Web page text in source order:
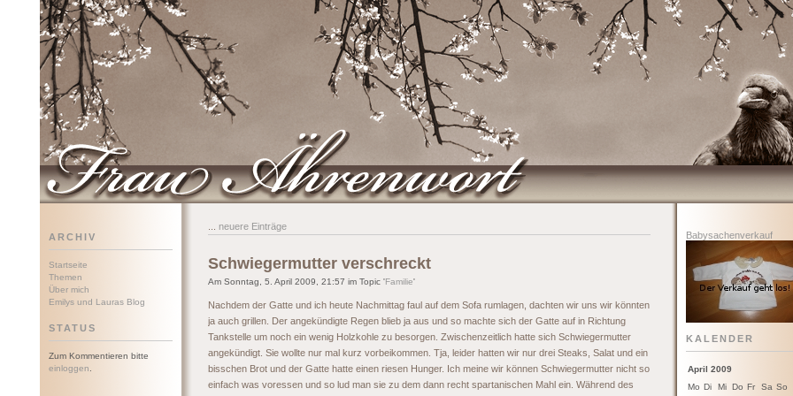
ARCHIV
Startseite
Themen
Über mich
Emilys und Lauras Blog
STATUS
Zum Kommentieren bitte
einloggen
neuere Einträge
Schwiegermutter verschreckt
Am Sonntag, 5. April 2009, 21:57 im Topic 'Familie'
Nachdem der Gatte und ich heute Nachmittag faul auf dem Sofa rumlagen, dachten wir uns wir könnten
ja auch grillen. Der angekündigte Regen blieb ja aus und so machte sich der Gatte auf in Richtung
Tankstelle um noch ein wenig Holzkohle zu besorgen. Zwischenzeitlich hatte sich Schwiegermutter
angekündigt. Sie wollte nur mal kurz vorbeikommen. Tja, leider hatten wir nur drei Steaks, Salat und ein
bisschen Brot und der Gatte hatte einen riesen Hunger. Ich meine wir können Schwiegermutter nicht so
einfach was voressen und so lud man sie zu dem dann recht spartanischen Mahl ein. Während des
Babysachenverkauf
KALENDER
April 2009
Mo Di Mi Do Fr Sa So